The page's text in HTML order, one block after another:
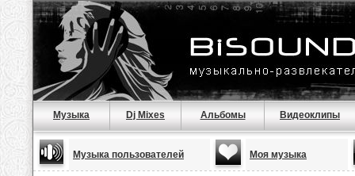
Музыка Dj Mixes Альбомы Видеоклипы
Музыка пользователей Моя музыка